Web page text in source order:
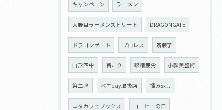
キャンペーン ラーメン
大野目ラーメンストリート DRAGONGATE
ドラゴンゲート プロレス 斎藤了
山形四中 首こり 眼精疲労 小顔美整術
第二弾 ベニpay取扱店 揉み返し
ユタカフェブックス コーヒーの日